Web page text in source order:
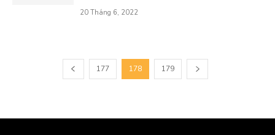
20 Tháng 6, 2022
177 178 179